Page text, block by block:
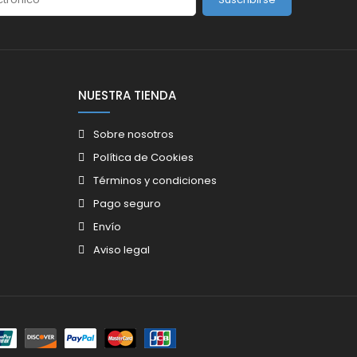
NUESTRA TIENDA
Sobre nosotros
Política de Cookies
Términos y condiciones
Pago seguro
Envío
Aviso legal